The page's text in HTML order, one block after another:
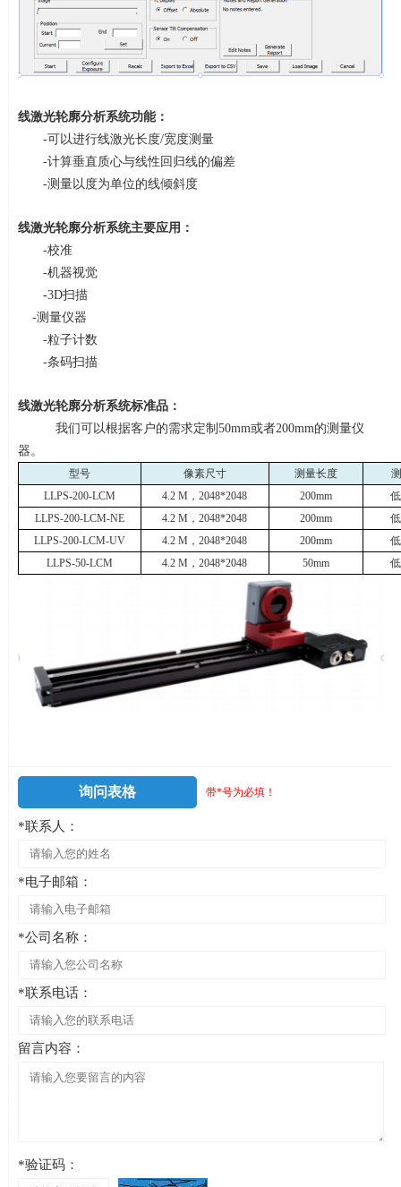
线激光轮廓分析系统功能：
-可以进行线激光长度/宽度测量
-计算垂直质心与线性回归线的偏差
-测量以度为单位的线倾斜度
线激光轮廓分析系统主要应用：
-校准
-机器视觉
-3D扫描
-测量仪器
-粒子计数
-条码扫描
线激光轮廓分析系统标准品：
我们可以根据客户的需求定制 50mm或者200mm的测量仪
器。
型号 像素尺寸 测量长度
LLPS-200-LCM
4.2 M ，2048*2048 200mm
LLPS-200-LCM-NE
4.2 M ，2048*2048 200mm
LLPS-200-LCM-UV
4.2 M ，2048*2048 200mm
LLPS-50-LCM
4.2 M ，2048*2048 50mm
询问表格 带*号为必填！
*联系人：
*电子邮箱：
*公司名称：
*联系电话：
留言内容：
*验证码：